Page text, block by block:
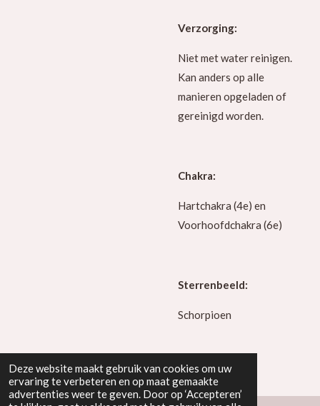
Deze website maakt gebruik van cookies om uw
ervaring te verbeteren en op maat gemaakte
advertenties weer te geven. Door op ‘Accepteren’
Verzorging:
Niet met water reinigen.
Kan anders op alle
manieren opgeladen of
gereinigd worden.
Chakra:
Hartchakra (4e) en
Voorhoofdchakra (6e)
Sterrenbeeld:
Schorpioen